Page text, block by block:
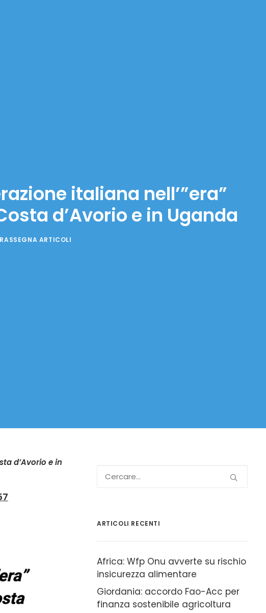
italiana nell’”era”
d’Avorio e in Uganda
RASSEGNA ARTICOLI
d’Avorio e in
ARTICOLI RECENTI
Africa: Wfp Onu avverte su rischio
insicurezza alimentare
Giordania: accordo Fao-Acc per
finanza sostenibile agricoltura